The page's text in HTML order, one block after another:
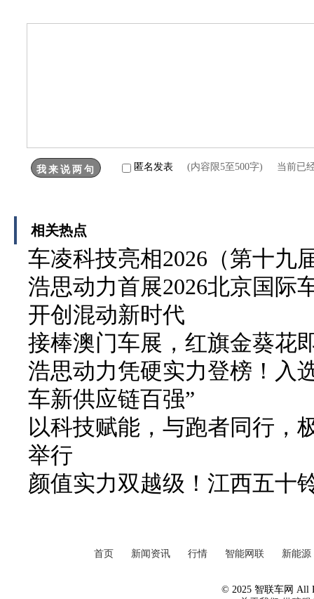
匿名发表 (内容限5至500字) 当前已
相关热点
车凌科技亮相2026（第十九
浩思动力首展2026北京国际
开创混动新时代
接棒澳门车展，红旗金葵花
浩思动力凭硬实力登榜！入
车新供应链百强”
以科技赋能，与跑者同行，
举行
颜值实力双越级！江西五十
首页 新闻资讯 行情 智能网联 新能源
© 2025 智联车网 All